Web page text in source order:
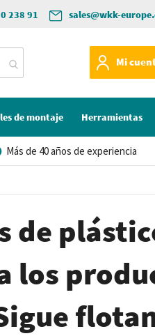
sales@wkk-
238 91
Mi
de montaje Herramientas
Más de 40 años de experiencia
de
los